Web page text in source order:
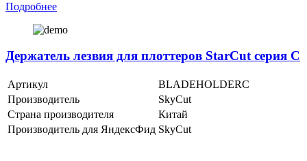
Подробнее
Держатель лезвия для плоттеров StarCut серия C
Артикул
BLADEHOLDERC
Производитель
SkyCut
Страна производителя
Китай
Производитель для ЯндексФид SkyCut